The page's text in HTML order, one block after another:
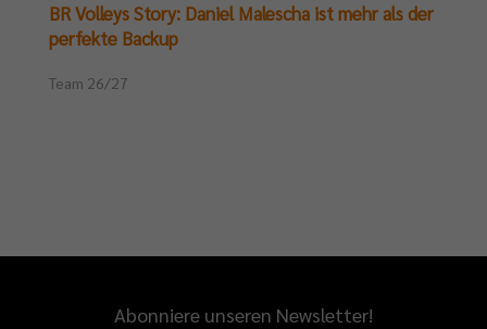
BR Volleys Story: Daniel Malescha ist mehr als der
perfekte Backup
Team 26/27
Abonniere unseren Newsletter!